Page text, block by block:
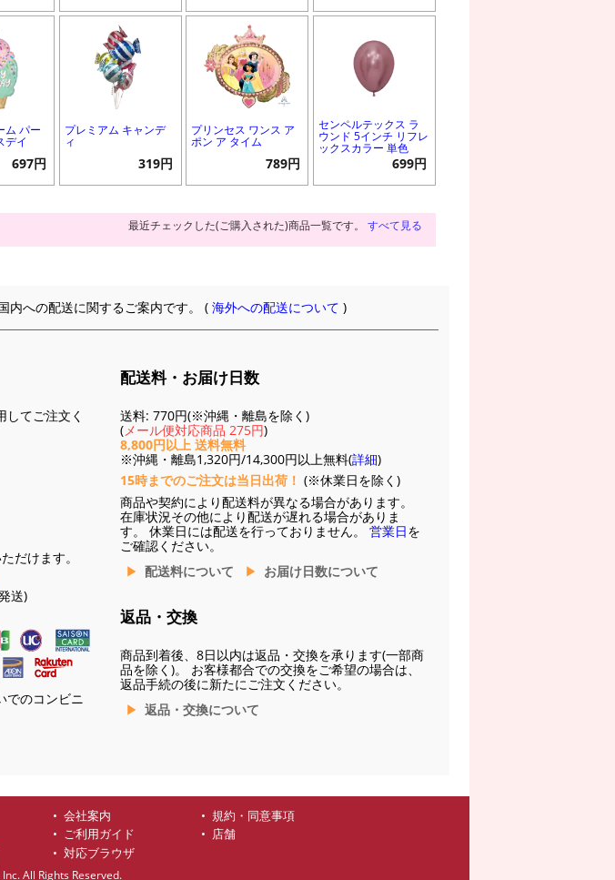
ム パー
デイ
697円
プレミアム キャンデ
ィ
319円
プリンセス ワンス ア
ポン ア タイム
789円
センペルテックス ラ
ウンド 5インチ リフレ
ックスカラー 単色
699円
最近チェックした(ご購入された)商品一覧です。 すべて見る
内への配送に関するご案内です。 (海外への配送について )
てご注文く
だけます。
送)
でのコンビニ
配送料・お届け日数
送料: 770円(※沖縄・離島を除く)
( メール便対応商品 275円)
8,800円以上 送料無料
※沖縄・離島1,320円/14,300円以上無料(詳細)
15時までのご注文は当日出荷！ (※休業日を除く)
商品や契約により配送料が異なる場合があります。
在庫状況その他により配送が遅れる場合がありま
す。 休業日には配送を行っておりません。 営業日を
ご確認ください。
配送料について
お届け日数について
返品・交換
商品到着後、8日以内は返品・交換を承ります(一部商
品を除く)。 お客様都合での交換をご希望の場合は、
返品手続の後に新たにご注文ください。
返品・交換について
会社案内
規約・同意事項
ご利用ガイド
店舗
対応ブラウザ
All Rights Reserved.